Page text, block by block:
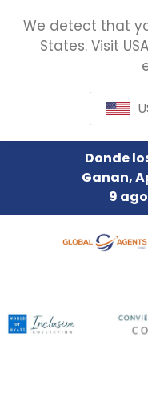
Donde
Ganan,
9
We detect that
States. Visit